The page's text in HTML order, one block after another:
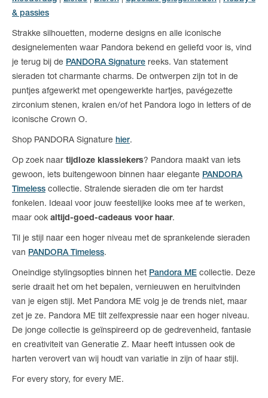
& passies
Strakke silhouetten, moderne designs en alle iconische
designelementen waar Pandora bekend en geliefd voor is, vind
je terug bij de PANDORA Signature reeks. Van statement
sieraden tot charmante charms. De ontwerpen zijn tot in de
puntjes afgewerkt met opengewerkte hartjes, pavégezette
zirconium stenen, kralen en/of het Pandora logo in letters of de
iconische Crown O.
Shop PANDORA Signature hier.
Op zoek naar tijdloze klassiekers? Pandora maakt van iets
gewoon, iets buitengewoon binnen haar elegante PANDORA
Timeless collectie. Stralende sieraden die om ter hardst
fonkelen. Ideaal voor jouw feestelijke looks mee af te werken,
maar ook altijd-goed-cadeaus voor haar.
Til je stijl naar een hoger niveau met de sprankelende sieraden
van PANDORA Timeless.
Oneindige stylingsopties binnen het Pandora ME collectie. Deze
serie draait het om het bepalen, vernieuwen en heruitvinden
van je eigen stijl. Met Pandora ME volg je de trends niet, maar
zet je ze. Pandora ME tilt zelfexpressie naar een hoger niveau.
De jonge collectie is geïnspireerd op de gedrevenheid, fantasie
en creativiteit van Generatie Z. Maar heeft intussen ook de
harten verovert van wij houdt van variatie in zijn of haar stijl.
For every story, for every ME.